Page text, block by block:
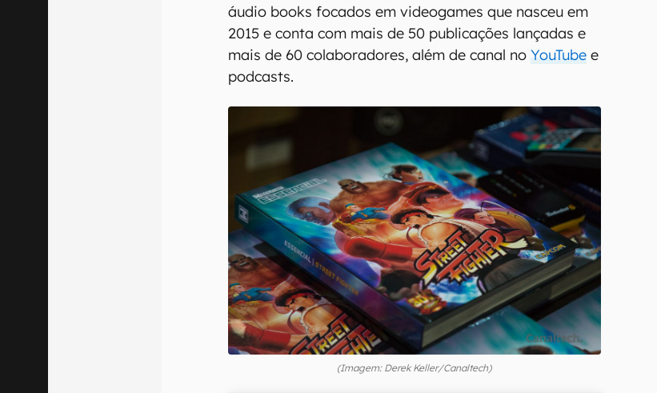
áudio books focados em videogames que nasceu em
2015 e conta com mais de 50 publicações lançadas e
mais de 60 colaboradores, além de canal noYouTube e
podcasts.
(Imagem: Derek Keller/Canaltech)